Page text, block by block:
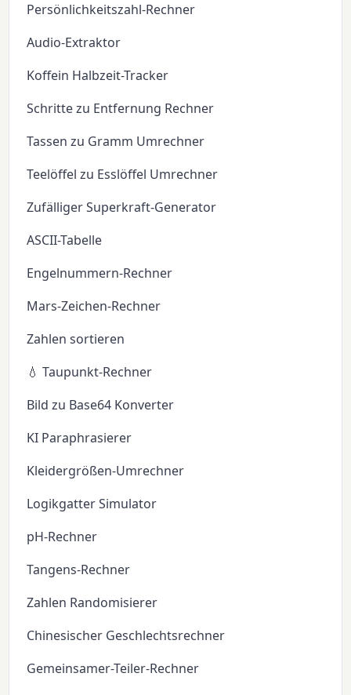
Persönlichkeitszahl-Rechner
Audio-Extraktor
Koffein Halbzeit-Tracker
Schritte zu Entfernung Rechner
Tassen zu Gramm Umrechner
Teelöffel zu Esslöffel Umrechner
Zufälliger Superkraft-Generator
ASCII-Tabelle
Engelnummern-Rechner
Mars-Zeichen-Rechner
Zahlen sortieren
💧 Taupunkt-Rechner
Bild zu Base64 Konverter
KI Paraphrasierer
Kleidergrößen-Umrechner
Logikgatter Simulator
pH-Rechner
Tangens-Rechner
Zahlen Randomisierer
Chinesischer Geschlechtsrechner
Gemeinsamer-Teiler-Rechner